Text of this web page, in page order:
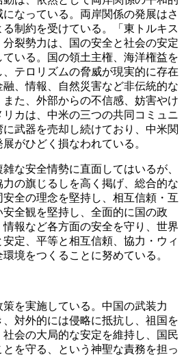
なっている。両岸関係の発展はさ
制約を受けている。「東トルキス
裂勢力は、国の安全と社会の安定
いる。国の領土主権、海洋権益を
テロリズムの脅威が現実的に存在
、情報、自然災害など非伝統的な
た、外部からの不信感、妨害やけ
カは、中米の三つの共同コミュニ
武器を売却し続けており、中米関
展がひどく損なわれている。
な安全情勢に直面してはいるが、
の旗じるしを高く掲げ、総合的な
全の理念を堅持し、相互信頼・互
全観を堅持し、全面的に国の政
報など各方面の安全を守り、世界
定、平等と相互信頼、協力・ウィ
境をつくることに努めている。
を実施している。中国の武装力
対外的には侵略に抵抗し、祖国を
会の大局的な安定を維持し、国民
を守る、という神聖な責務を担っ